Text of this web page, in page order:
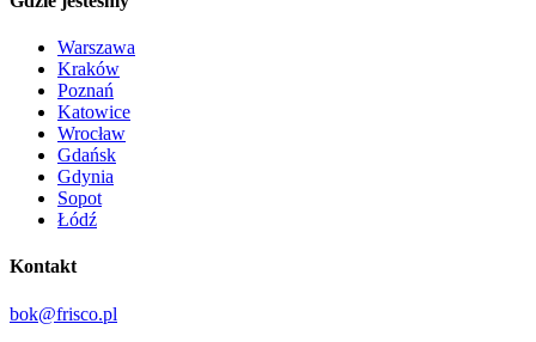
Warszawa
Kraków
Poznań
Katowice
Wrocław
Gdańsk
Gdynia
Sopot
Łódź
Kontakt
bok@frisco.pl